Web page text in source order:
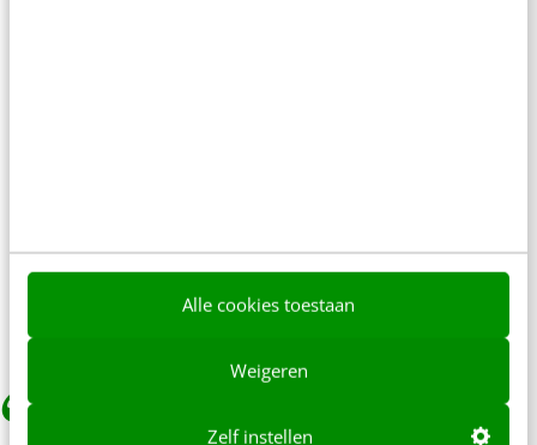
Alle cookies toestaan
Weigeren
Zelf instellen
workplace moet een integraal onderdeel
vormen van elk nieuwe-werken-programma.